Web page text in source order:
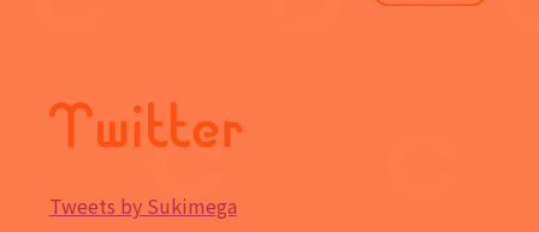
Tweets by Sukimega